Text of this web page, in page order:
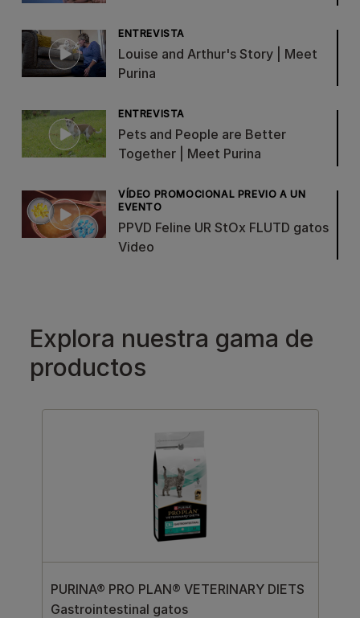
ENTREVISTA
Louise and Arthur's Story | Meet
Purina
ENTREVISTA
Pets and People are Better
Together | Meet Purina
VÍDEO PROMOCIONAL PREVIO A UN
EVENTO
PPVD Feline UR StOx FLUTD gatos
Video
Explora nuestra gama de
productos
PURINA® PRO PLAN® VETERINARY DIETS
Gastrointestinal gatos